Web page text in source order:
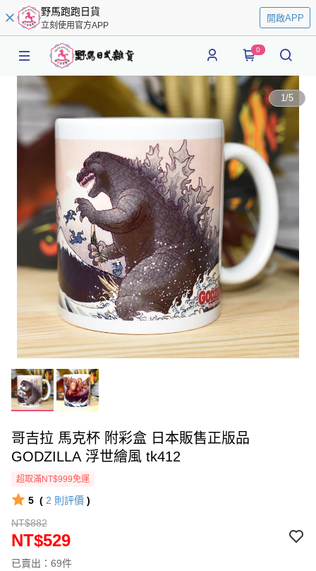
野馬跑跑日貨
立刻使用官方APP
開啟APP
0
1/5
哥吉拉 馬克杯 附彩盒 日本販售正版品
GODZILLA 浮世繪風 tk412
超取滿NT$999免運
5 ( 2 則評價 )
NT$882
NT$529
已賣出：69件